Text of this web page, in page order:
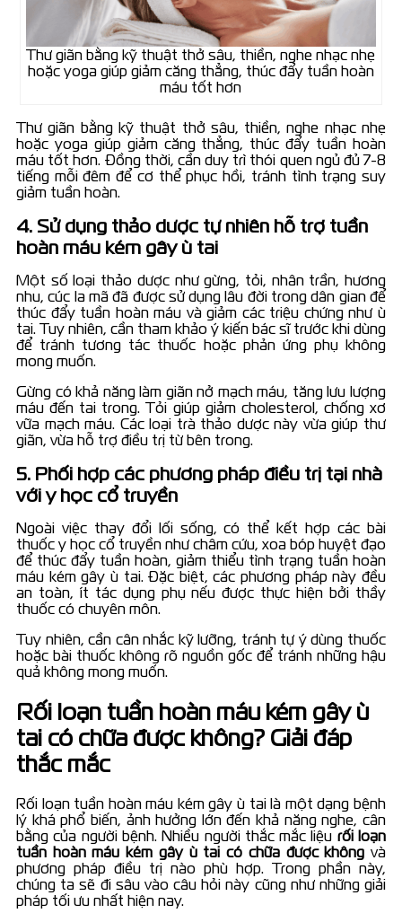
Thư giãn bằng kỹ thuật thở sâu, thiền, nghe nhạc nhẹ
hoặc yoga giúp giảm căng thẳng, thúc đẩy tuần hoàn
máu tốt hơn
Thư giãn bằng kỹ thuật thở sâu, thiền, nghe nhạc nhẹ
hoặc yoga giúp giảm căng thẳng, thúc đẩy tuần hoàn
máu tốt hơn. Đồng thời, cần duy trì thói quen ngủ đủ 7-8
tiếng mỗi đêm để cơ thể phục hồi, tránh tình trạng suy
giảm tuần hoàn.
4. Sử dụng thảo dược tự nhiên hỗ trợ tuần
hoàn máu kém gây ù tai
Một số loại thảo dược như gừng, tỏi, nhân trần, hương
nhu, cúc la mã đã được sử dụng lâu đời trong dân gian để
thúc đẩy tuần hoàn máu và giảm các triệu chứng như ù
tai. Tuy nhiên, cần tham khảo ý kiến bác sĩ trước khi dùng
để tránh tương tác thuốc hoặc phản ứng phụ không
mong muốn.
Gừng có khả năng làm giãn nở mạch máu, tăng lưu lượng
máu đến tai trong. Tỏi giúp giảm cholesterol, chống xơ
vữa mạch máu. Các loại trà thảo dược này vừa giúp thư
giãn, vừa hỗ trợ điều trị từ bên trong.
5. Phối hợp các phương pháp điều trị tại nhà
với y học cổ truyền
Ngoài việc thay đổi lối sống, có thể kết hợp các bài
thuốc y học cổ truyền như châm cứu, xoa bóp huyệt đạo
để thúc đẩy tuần hoàn, giảm thiểu tình trạng tuần hoàn
máu kém gây ù tai. Đặc biệt, các phương pháp này đều
an toàn, ít tác dụng phụ nếu được thực hiện bởi thầy
thuốc có chuyên môn.
Tuy nhiên, cần cân nhắc kỹ lưỡng, tránh tự ý dùng thuốc
hoặc bài thuốc không rõ nguồn gốc để tránh những hậu
quả không mong muốn.
Rối loạn tuần hoàn máu kém gây ù
tai có chữa được không? Giải đáp
thắc mắc
Rối loạn tuần hoàn máu kém gây ù tai là một dạng bệnh
lý khá phổ biến, ảnh hưởng lớn đến khả năng nghe, cân
bằng của người bệnh. Nhiều người thắc mắc liệu rối loạn
tuần hoàn máu kém gây ù tai có chữa được không và
phương pháp điều trị nào phù hợp. Trong phần này,
chúng ta sẽ đi sâu vào câu hỏi này cũng như những giải
pháp tối ưu nhất hiện nay.